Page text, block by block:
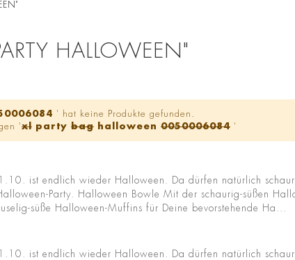
HALLOWEEN"
' hat keine Produkte gefunden.
'xl party bag halloween 0050006084 '
ist endlich wieder Halloween. Da dürfen natürlich
Party. Halloween Bowle Mit der schaurig-süßen
süße Halloween-Muffins für Deine bevorstehende Ha...
ist endlich wieder Halloween. Da dürfen natürlich